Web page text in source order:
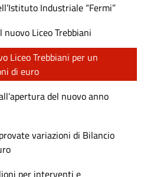
Industriale “Fermi”
Liceo Trebbiani
Liceo Trebbiani per un
di euro
del nuovo anno
variazioni di Bilancio
per interventi e